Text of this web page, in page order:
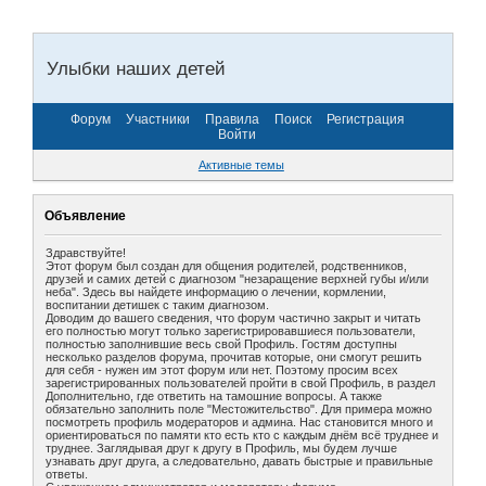
Улыбки наших детей
Форум Участники Правила Поиск
Регистрация
Войти
Активные темы
Объявление
Здравствуйте!
Этот форум был создан для общения родителей, родственников,
друзей и самих детей с диагнозом "незаращение верхней губы и/или
неба". Здесь вы найдете информацию о лечении, кормлении,
воспитании детишек с таким диагнозом.
Доводим до вашего сведения, что форум частично закрыт и читать
его полностью могут только зарегистрировавшиеся пользователи,
полностью заполнившие весь свой Профиль. Гостям доступны
несколько разделов форума, прочитав которые, они смогут решить
для себя - нужен им этот форум или нет. Поэтому просим всех
зарегистрированных пользователей пройти в свой Профиль, в раздел
Дополнительно, где ответить на тамошние вопросы. А также
обязательно заполнить поле "Местожительство". Для примера можно
посмотреть профиль модераторов и админа. Нас становится много и
ориентироваться по памяти кто есть кто с каждым днём всё труднее и
труднее. Заглядывая друг к другу в Профиль, мы будем лучше
узнавать друг друга, а следовательно, давать быстрые и правильные
ответы.